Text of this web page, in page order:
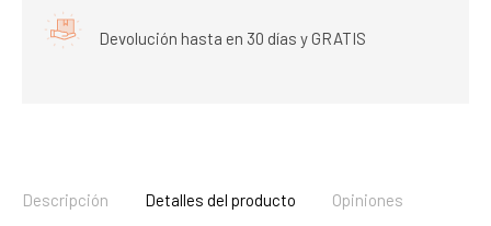
Devolución hasta en 30 días y GRATIS
Descripción Detalles del producto Opiniones